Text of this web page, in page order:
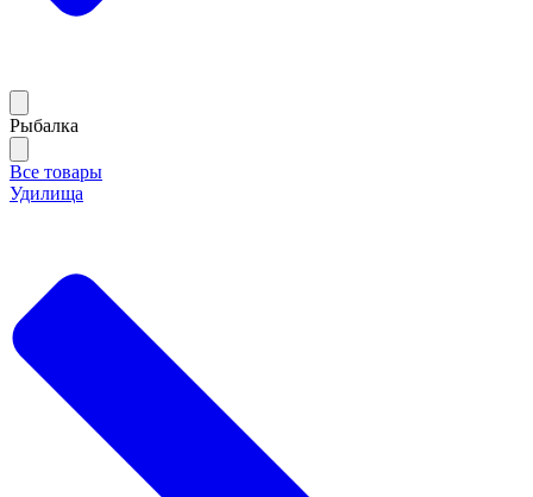
Рыбалка
Все товары
Удилища